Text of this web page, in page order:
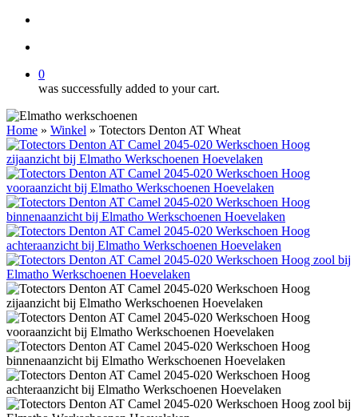
0
was successfully added to your cart.
Home » Winkel » Totectors Denton AT Wheat